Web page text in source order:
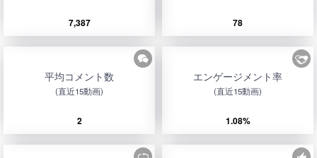
7,387 78
平均コメント数
(直近15動画)
2
エンゲージメント率
(直近15動画)
1.08%